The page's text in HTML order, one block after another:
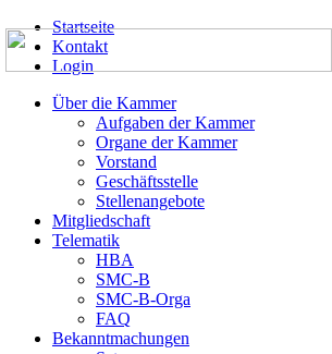
Startseite
Kontakt
Login
Über die Kammer
Aufgaben der Kammer
Organe der Kammer
Vorstand
Geschäftsstelle
Stellenangebote
Mitgliedschaft
Telematik
HBA
SMC-B
SMC-B-Orga
FAQ
Bekanntmachungen